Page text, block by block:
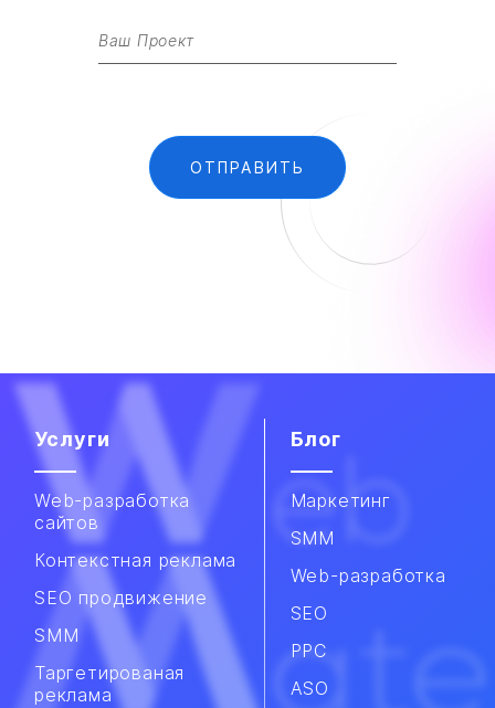
Услуги
Web-разработка
сайтов
Контекстная реклама
SEO продвижение
SMM​
Таргетированая
реклама
Блог
Маркетинг
SMM
Web-разработка
SEO
PPC
ASO